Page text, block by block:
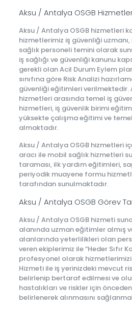
Aksu / Antalya OSGB
Aksu / Antalya OSGB hizmetleri
hizmetlerimiz iş güvenliği
sağlık personeli temini olarak
iş sağlığı ve güvenliği kanunu
gerekli olan Acil Durum Eylem
sınıfına göre Risk Analizi
güvenliği eğitimleri verilmektedir.
hizmetleri arasında temel iş
hizmetleri, iş güvenlik birimi
yüksekte çalışma eğitimi ve
almaktadır.
Aksu / Antalya OSGB hizmetleri
aracı ile mobil sağlık hizmetleri
taraması, ilk yardım eğitimleri,
periyodik muayene formu
tarafından sunulmaktadır.
Aksu / Antalya OSGB Görev
Aksu / Antalya OSGB hizmeti
alanında uzman eğitimler almış
alanlarında yeterlilikleri olan
veren ekiplerimiz ile “Heder Sıfır
profesyonel olarak hizmetlerimizi
Hizmeti ile iş yerinizdeki mevcut
belirlenip bertaraf edilmesi ve
hastalıkları ve riskler için
belirlenerek alınmasını